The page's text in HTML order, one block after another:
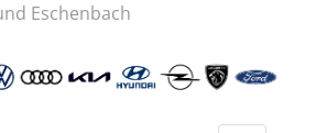
Eschenbach